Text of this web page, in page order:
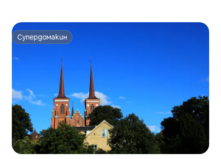
Супердомакин
Супердомакин